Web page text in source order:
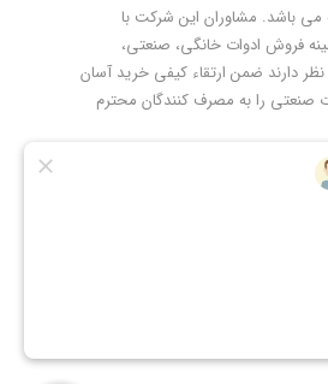
باشد. مشاوران این شرکت با
فروش ادوات خانگی، صنعتی،
دارند ضمن ارتقاء کیفی خرید آسان
را به مصرف کنندگان محترم